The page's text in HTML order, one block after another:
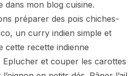
dans mon blog cuisine.
préparer des pois chiches-
un curry indien simple et
cette recette indienne
Eplucher et couper les carottes